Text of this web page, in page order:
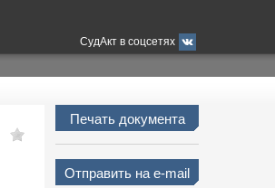
СудАкт в соцсетях
Печать документа
Отправить на e-mail